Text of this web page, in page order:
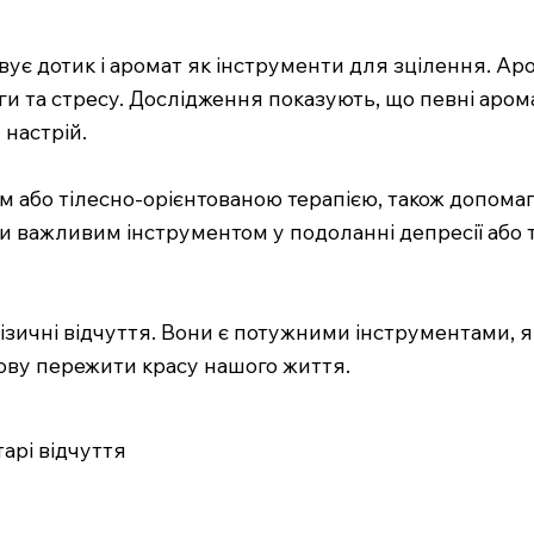
дотик і аромат як інструменти для зцілення.
стресу. Дослідження показують, що певні
тілесно-орієнтованою терапією, також
інструментом у подоланні депресії або
відчуття. Вони є потужними інструментами,
пережити красу нашого життя.
відчуття